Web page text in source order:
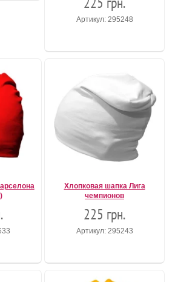
Артикул: 295248
Хлопковая шапка Лига
чемпионов
225 грн.
Артикул: 295243